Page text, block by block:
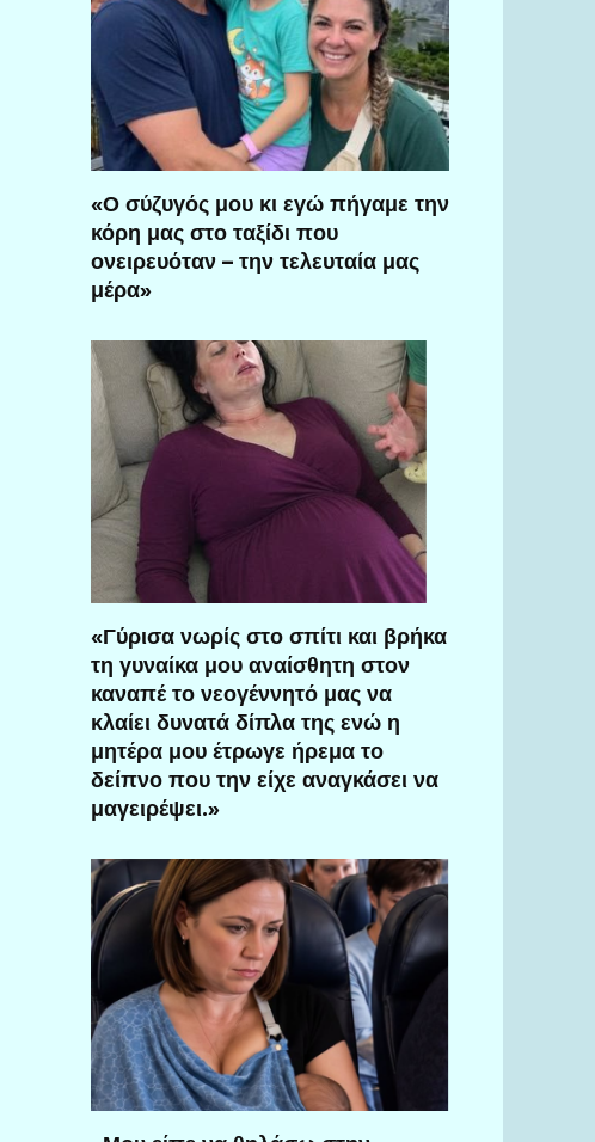
«Ο σύζυγός μου κι εγώ πήγαμε την
κόρη μας στο ταξίδι που
ονειρευόταν – την τελευταία μας
μέρα»
«Γύρισα νωρίς στο σπίτι και βρήκα
τη γυναίκα μου αναίσθητη στον
καναπέ το νεογέννητό μας να
κλαίει δυνατά δίπλα της ενώ η
μητέρα μου έτρωγε ήρεμα το
δείπνο που την είχε αναγκάσει να
μαγειρέψει.»